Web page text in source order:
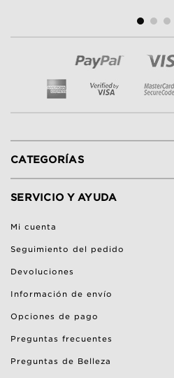
CATEGORÍAS
SERVICIO Y AYUDA
Mi cuenta
Seguimiento del pedido
Devoluciones
Información de envío
Opciones de pago
Preguntas frecuentes
Preguntas de Belleza